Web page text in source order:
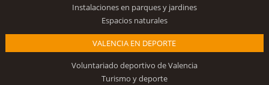
Instalaciones en parques y jardines
Espacios naturales
VALENCIA EN DEPORTE
Voluntariado deportivo de Valencia
Turismo y deporte